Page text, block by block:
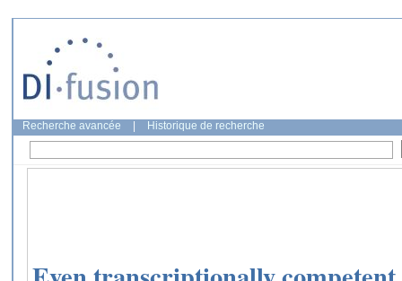
Recherche avancée Historique de recherche